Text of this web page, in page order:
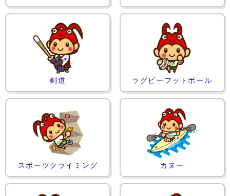
剣道 ラグビーフットボール
スポーツクライミング カヌー